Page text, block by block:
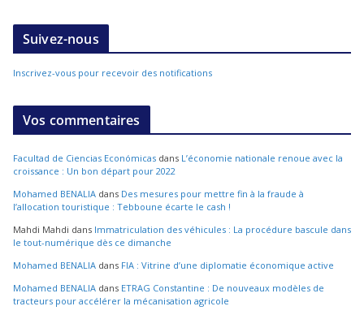
Suivez-nous
Inscrivez-vous pour recevoir des notifications
Vos commentaires
Facultad de Ciencias Económicas dans L’économie nationale renoue avec la
croissance : Un bon départ pour 2022
Mohamed BENALIA dans Des mesures pour mettre fin à la fraude à
l’allocation touristique : Tebboune écarte le cash !
Mahdi Mahdi dans Immatriculation des véhicules : La procédure bascule dans
le tout-numérique dès ce dimanche
Mohamed BENALIA dans FIA : Vitrine d’une diplomatie économique active
Mohamed BENALIA dans ETRAG Constantine : De nouveaux modèles de
tracteurs pour accélérer la mécanisation agricole